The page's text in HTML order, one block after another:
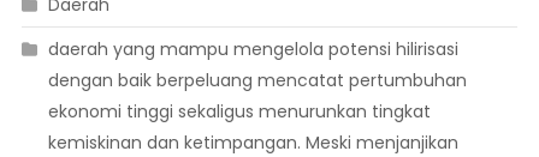
Daerah
daerah yang mampu mengelola potensi hilirisasi
dengan baik berpeluang mencatat pertumbuhan
ekonomi tinggi sekaligus menurunkan tingkat
kemiskinan dan ketimpangan. Meski menjanjikan